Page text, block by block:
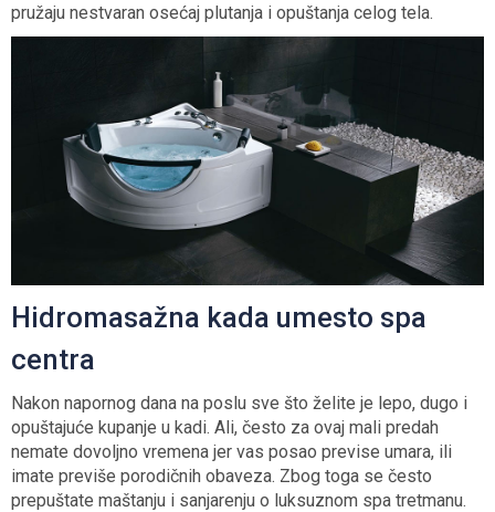
pružaju nestvaran osećaj plutanja i opuštanja celog tela.
Hidromasažna kada umesto spa
centra
Nakon napornog dana na poslu sve što želite je lepo, dugo i
opuštajuće kupanje u kadi. Ali, često za ovaj mali predah
nemate dovoljno vremena jer vas posao previse umara, ili
imate previše porodičnih obaveza. Zbog toga se često
prepuštate maštanju i sanjarenju o luksuznom spa tretmanu.